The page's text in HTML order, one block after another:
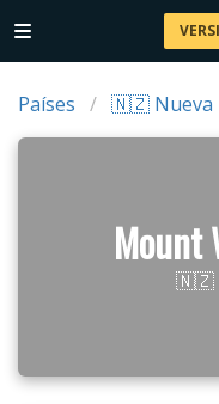
Países 🇳🇿 Nueva
Mount
🇳🇿